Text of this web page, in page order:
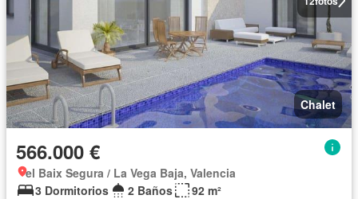
Chalet
566.000 €
el Baix Segura / La Vega Baja, Valencia
3 Dormitorios
2 Baños
92 m²